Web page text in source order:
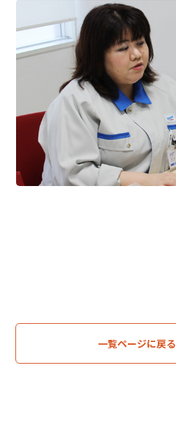
一覧ページに戻る